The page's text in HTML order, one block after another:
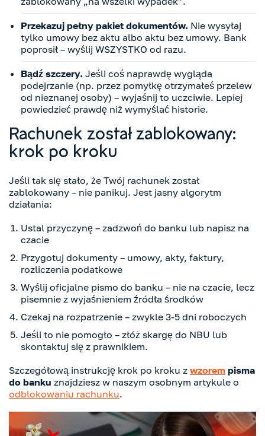
Przekazuj pełny pakiet dokumentów. Nie wysyłaj
tylko umowy bez aktu albo aktu bez umowy. Bank
poprosił – wyślij WSZYSTKO od razu.
Bądź szczery. Jeśli coś naprawdę wygląda
podejrzanie (np. przez pomyłkę otrzymałeś przelew
od nieznanej osoby) – wyjaśnij to uczciwie. Lepiej
powiedzieć prawdę niż wymyślać historie.
Rachunek został zablokowany:
krok po kroku
Jeśli tak się stało, że Twój rachunek został
zablokowany – nie panikuj. Jest jasny algorytm
działania:
Ustal przyczynę – zadzwoń do banku lub napisz na
czacie
Przygotuj dokumenty – umowy, akty, faktury,
rozliczenia podatkowe
Wyślij oficjalne pismo do banku – nie na czacie, lecz
pisemnie z wyjaśnieniem źródła środków
Czekaj na rozpatrzenie – zwykle 3-5 dni roboczych
Jeśli to nie pomogło – złóż skargę do NBU lub
skontaktuj się z prawnikiem.
Szczegółową instrukcję krok po kroku z wzorem pisma
do banku znajdziesz w naszym osobnym artykule o
odblokowaniu rachunku.